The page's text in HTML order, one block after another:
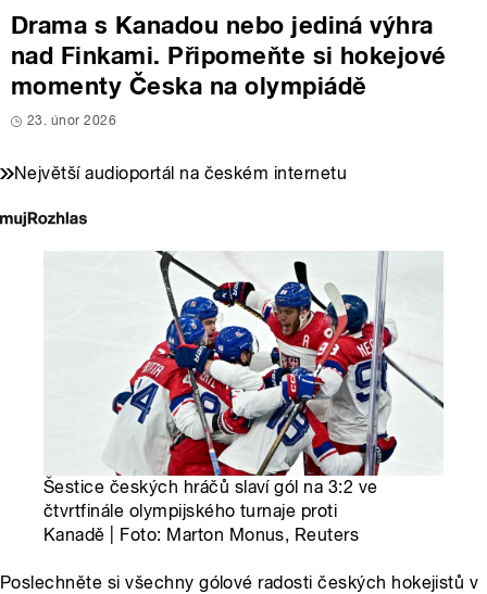
Drama s Kanadou nebo jediná výhra
nad Finkami. Připomeňte si hokejové
momenty Česka na olympiádě
23. únor 2026
Největší audioportál na českém internetu
Šestice českých hráčů slaví gól na 3:2 ve
čtvrtfinále olympijského turnaje proti
Kanadě | Foto: Marton Monus, Reuters
Poslechněte si všechny gólové radosti českých hokejistů v